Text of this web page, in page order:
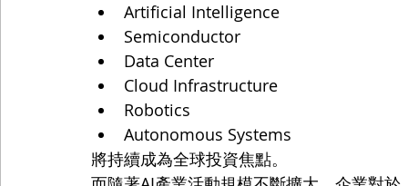
Artificial Intelligence
Semiconductor
Data Center
Cloud Infrastructure
Robotics
Autonomous Systems
將持續成為全球投資焦點。